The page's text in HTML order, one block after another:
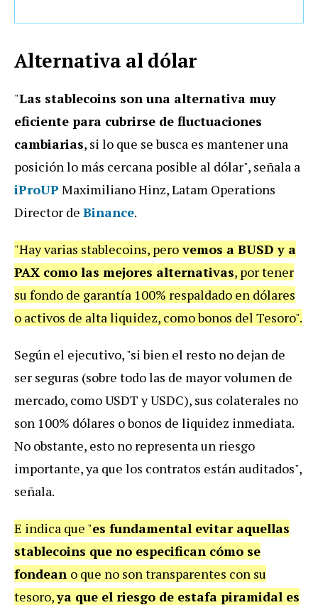
Alternativa al dólar
"Las stablecoins son una alternativa muy
eficiente para cubrirse de fluctuaciones
cambiarias, si lo que se busca es mantener una
posición lo más cercana posible al dólar", señala a
iProUP Maximiliano Hinz, Latam Operations
Director de Binance.
"Hay varias stablecoins, perovemos a BUSD y a
PAX como las mejores alternativas, por tener
su fondo de garantía 100% respaldado en dólares
o activos de alta liquidez, como bonos del Tesoro".
Según el ejecutivo, "si bien el resto no dejan de
ser seguras (sobre todo las de mayor volumen de
mercado, como USDT y USDC), sus colaterales no
son 100% dólares o bonos de liquidez inmediata.
No obstante, esto no representa un riesgo
importante, ya que los contratos están auditados",
señala.
E indica que "es fundamental evitar aquellas
stablecoins que no especifican cómo se
fondean o que no son transparentes con su
tesoro,ya que el riesgo de estafa piramidal es